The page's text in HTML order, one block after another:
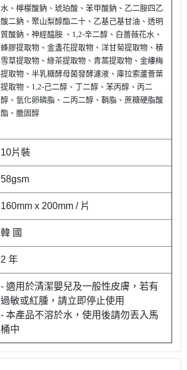
水、檸檬酸鈉、琥珀酸、苯甲酸鈉、乙二胺四乙
酸二鈉、聚山梨醇酯二十、乙基己基甘油、透明
質酸鈉、神經醯胺 、1,2-辛二醇、白薔薇花水、
蜂膠提取物、金盞花提取物、洋甘菊提取物、積
雪草提取物、綠茶提取物、青蒿提取物、金縷梅
提取物、半乳糖酵母菌發酵濾液、庫拉索蘆薈葉
提取物、1,2-己二醇、丁二醇、苯丙醇、丙二
醇、氫化卵磷脂、二丙二醇、鞘脂、蔗糖硬脂酸
酯、膽固醇
10片裝
58gsm
160mm x 200mm / 片
韓 國
2 年
- 適用於清潔嬰兒及一般性皮膚，若有
過敏或紅腫，請立即停止使用
- 本產品不溶於水，使用後請勿丟入馬
桶中